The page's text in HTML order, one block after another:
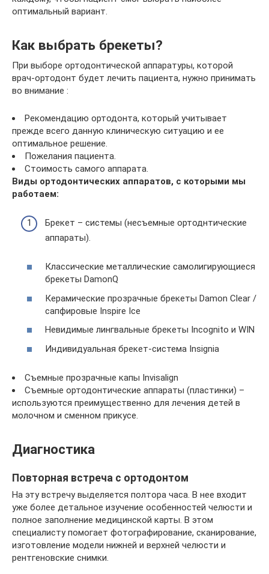
оптимальный вариант.
Как выбрать брекеты?
При выборе ортодонтической аппаратуры, которой
врач-ортодонт будет лечить пациента, нужно принимать
во внимание :
Рекомендацию ортодонта, который учитывает
прежде всего данную клиническую ситуацию и ее
оптимальное решение.
Пожелания пациента.
Стоимость самого аппарата.
Виды ортодонтических аппаратов, с которыми мы
работаем:
Брекет – системы (несъемные ортоднтические
аппараты).
Классические металлические самолигирующиеся
брекеты DamonQ
Керамические прозрачные брекеты Damon Clear /
сапфировые Inspire Ice
Невидимые лингвальные брекеты Incognito и WIN
Индивидуальная брекет-система Insignia
Съемные прозрачные капы Invisalign
Съемные ортодонтические аппараты (пластинки) –
используются преимущественно для лечения детей в
молочном и сменном прикусе.
Диагностика
Повторная встреча с ортодонтом
На эту встречу выделяется полтора часа. В нее входит
уже более детальное изучение особенностей челюсти и
полное заполнение медицинской карты. В этом
специалисту помогает фотографирование, сканирование,
изготовление модели нижней и верхней челюсти и
рентгеновские снимки.